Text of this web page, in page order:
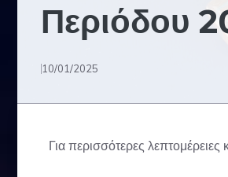
Περιόδου
10/01/2025
Για περισσότερες λεπτομέρειες